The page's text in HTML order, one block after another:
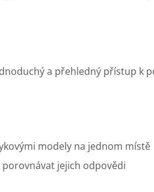
a přehledný přístup k
modely na jednom místě
jejich odpovědi